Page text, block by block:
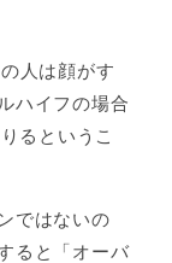
人は顔がす
ハイフの場合
るというこ
ではないの
ると「オーバ